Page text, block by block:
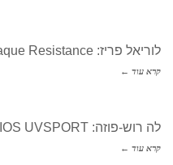
לוריאל פריז: Infallible Laque Resistance
קרא עוד ←
לה רוש-פוזה: ANTHELIOS UVSPORT
קרא עוד ←